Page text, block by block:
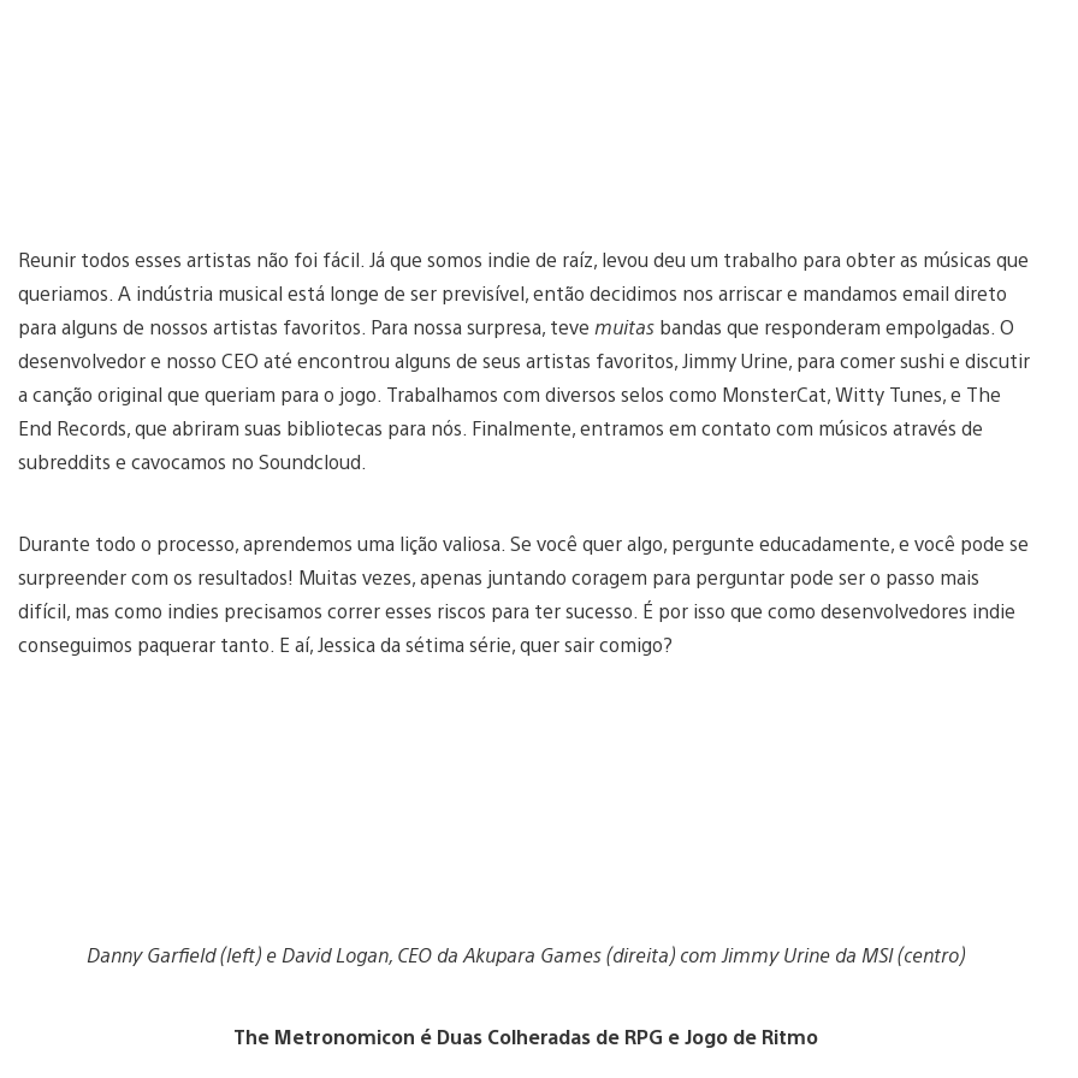
Reunir todos esses artistas não foi fácil. Já que somos indie de raíz, levou deu um trabalho para obter as músicas que
queriamos. A indústria musical está longe de ser previsível, então decidimos nos arriscar e mandamos email direto
para alguns de nossos artistas favoritos. Para nossa surpresa, teve muitas bandas que responderam empolgadas. O
desenvolvedor e nosso CEO até encontrou alguns de seus artistas favoritos, Jimmy Urine, para comer sushi e discutir
a canção original que queriam para o jogo. Trabalhamos com diversos selos como MonsterCat, Witty Tunes, e The
End Records, que abriram suas bibliotecas para nós. Finalmente, entramos em contato com músicos através de
subreddits e cavocamos no Soundcloud.
Durante todo o processo, aprendemos uma lição valiosa. Se você quer algo, pergunte educadamente, e você pode se
surpreender com os resultados! Muitas vezes, apenas juntando coragem para perguntar pode ser o passo mais
difícil, mas como indies precisamos correr esses riscos para ter sucesso. É por isso que como desenvolvedores indie
conseguimos paquerar tanto. E aí, Jessica da sétima série, quer sair comigo?
Danny Garfield (left) e David Logan, CEO da Akupara Games (direita) com Jimmy Urine da MSI (centro)
The Metronomicon é Duas Colheradas de RPG e Jogo de Ritmo